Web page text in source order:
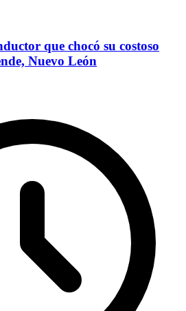
que chocó su costoso
Nuevo León